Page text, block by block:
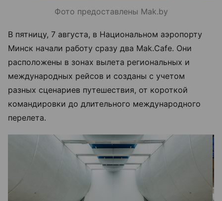
Фото предоставлены Mak.by
В пятницу, 7 августа, в Национальном аэропорту
Минск начали работу сразу два Mak.Cafe. Они
расположены в зонах вылета региональных и
международных рейсов и созданы с учетом
разных сценариев путешествия, от короткой
командировки до длительного международного
перелета.